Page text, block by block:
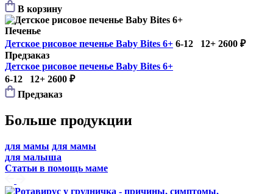
В корзину
Печенье
Детское рисовое печенье Baby Bites 6+ 6-12 12+ 2600 ₽
Предзаказ
Детское рисовое печенье Baby Bites 6+
6-12 12+ 2600 ₽
Предзаказ
Больше продукции
для мамы для мамы
для малыша
Статьи в помощь маме